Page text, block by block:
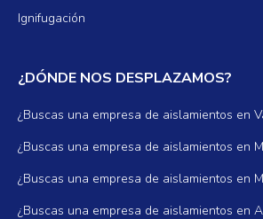
Ignifugación
¿DÓNDE NOS DESPLAZAMOS?
¿Buscas una empresa de aislamientos en
¿Buscas una empresa de aislamientos en
¿Buscas una empresa de aislamientos en
¿Buscas una empresa de aislamientos en